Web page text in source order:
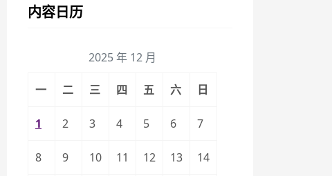
内容日历
2025 年 12 月
一 二 三 四 五 六 日
1 2 3 4 5 6 7
8 9 10 11 12 13 14